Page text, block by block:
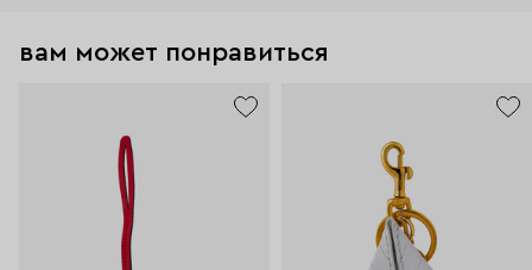
вам может понравиться